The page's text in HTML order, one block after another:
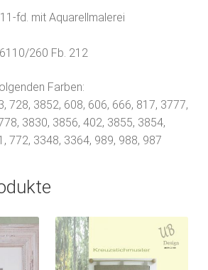
fd. mit Aquarellmalerei
260 Fb. 212
Farben:
728, 3852, 608, 606, 666, 817, 3777,
3830, 3856, 402, 3855, 3854,
772, 3348, 3364, 989, 988, 987